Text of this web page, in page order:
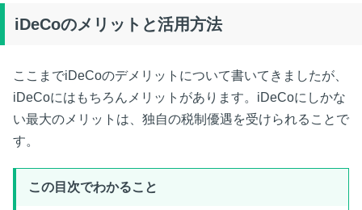
iDeCoのメリットと活用方法
ここまでiDeCoのデメリットについて書いてきましたが、
iDeCoにはもちろんメリットがあります。iDeCoにしかな
い最大のメリットは、独自の税制優遇を受けられることで
す。
この目次でわかること